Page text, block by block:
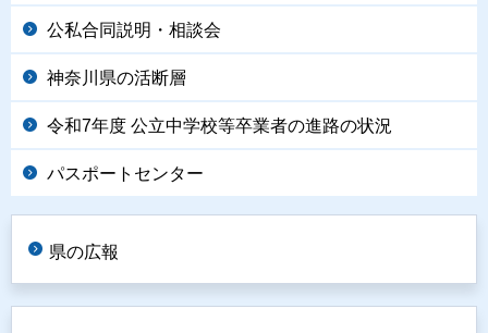
公私合同説明・相談会
神奈川県の活断層
令和7年度 公立中学校等卒業者の進路の状況
パスポートセンター
県の広報